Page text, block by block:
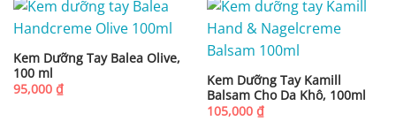
Kem Dưỡng Tay Balea Olive,
100 ml
95,000 ₫
Kem Dưỡng Tay Kamill
Balsam Cho Da Khô, 100ml
105,000 ₫